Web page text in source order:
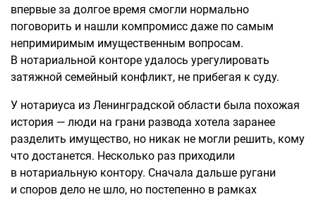
впервые за долгое время смогли нормально
поговорить и нашли компромисс даже по самым
непримиримым имущественным вопросам.
В нотариальной конторе удалось урегулировать
затяжной семейный конфликт, не прибегая к суду.
У нотариуса из Ленинградской области была похожая
история — люди на грани развода хотела заранее
разделить имущество, но никак не могли решить, кому
что достанется. Несколько раз приходили
в нотариальную контору. Сначала дальше ругани
и споров дело не шло, но постепенно в рамках